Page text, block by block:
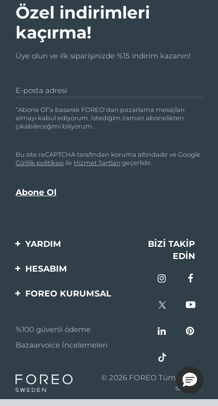
Özel indirimleri
kaçırma!
Üye olun ve ilk siparişinizde %15 indirim kazanın!
E-posta adresi
“Abone Ol”a basarak FOREO'dan pazarlama mesajları
almayı kabul ediyorum. İstediğim zaman abonelikten
çıkabileceğimi biliyorum.
Bu site reCAPTCHA tarafından koruma altındadır ve Google
Gizlilik politikası ile Hizmet Şartlarıgeçerlidir.
YARDIM
Bi̇zi̇mle İleti̇şi̇me Geçi̇n
BIZI TAKIP
EDIN
HESABIM
Ürün Kaydı
FOREO KURUMSAL
Ortaklik Programi
Ortaklık haberleri
Perakende Satış
Ortakları
%100 güvenli ödeme
Bazaarvoice İncelemeleri
© 2026 FOREO Tüm hakları
saklıdır.